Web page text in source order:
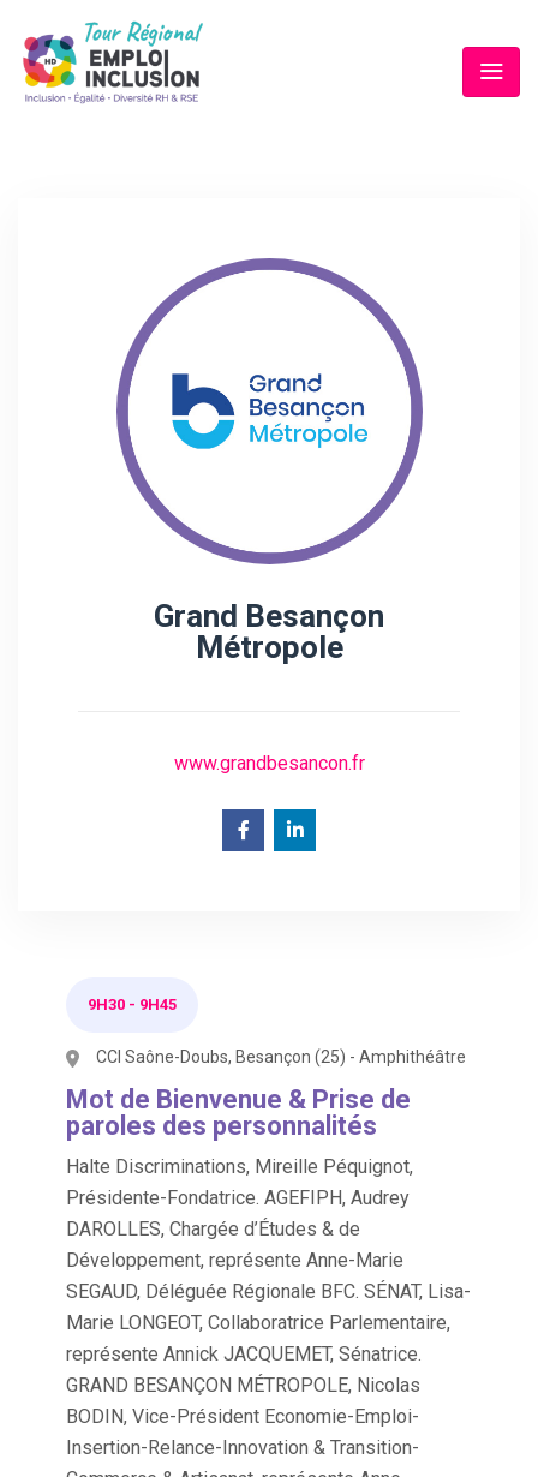
Grand Besançon
Métropole
www.grandbesancon.fr
9H30 - 9H45
CCI Saône-Doubs, Besançon (25) - Amphithéâtre
Mot de Bienvenue & Prise de
paroles des personnalités
Halte Discriminations, Mireille Péquignot,
Présidente-Fondatrice. AGEFIPH, Audrey
DAROLLES, Chargée d’Études & de
Développement, représente Anne-Marie
SEGAUD, Déléguée Régionale BFC. SÉNAT, Lisa-
Marie LONGEOT, Collaboratrice Parlementaire,
représente Annick JACQUEMET, Sénatrice.
GRAND BESANÇON MÉTROPOLE, Nicolas
BODIN, Vice-Président Economie-Emploi-
Insertion-Relance-Innovation & Transition-